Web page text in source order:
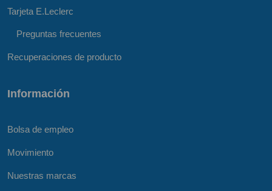
Tarjeta E.Leclerc
Preguntas frecuentes
Recuperaciones de producto
Información
Bolsa de empleo
Movimiento
Nuestras marcas